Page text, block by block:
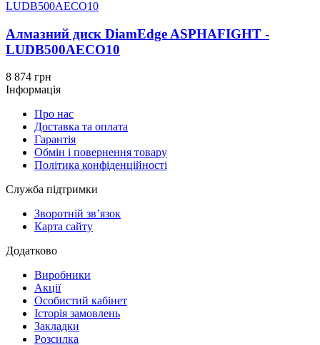
Алмазний диск DiamEdge ASPHAFIGHT -
LUDB500AECO10
8 874 грн
Інформація
Про нас
Доставка та оплата
Гарантія
Обмін і повернення товару
Політика конфіденційності
Служба підтримки
Зворотній зв’язок
Карта сайту
Додатково
Виробники
Акції
Особистий кабінет
Історія замовлень
Закладки
Розсилка